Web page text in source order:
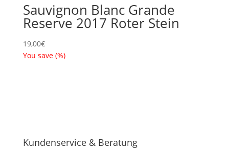
Sauvignon Blanc Grande
Reserve 2017 Roter Stein
19,00€
You save (%)
Kundenservice & Beratung